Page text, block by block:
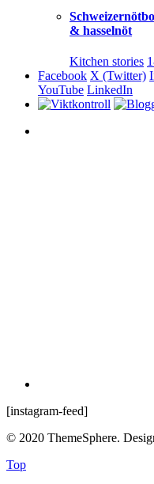
& hasselnöt
Kitchen stories
Facebook X (Twitter)
YouTube LinkedIn
[instagram-feed]
© 2020 ThemeSphere.
Top